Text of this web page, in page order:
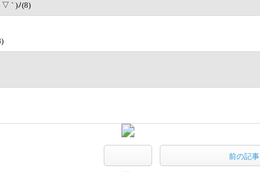
▽ ` )ﾉ(8)
前の記事